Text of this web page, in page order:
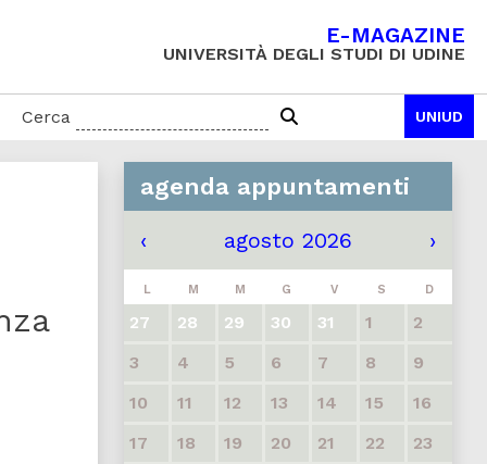
E-MAGAZINE
UNIVERSITÀ DEGLI STUDI DI UDINE
Cerca UNIUD
agenda appuntamenti
‹ agosto 2026 ›
L M M G V S D
27 28 29 30 31 1
2
3
4 5 6 7 8
9
10
11 12 13 14 15
16
17
18 19 20 21 22
23